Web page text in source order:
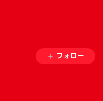
フォロー